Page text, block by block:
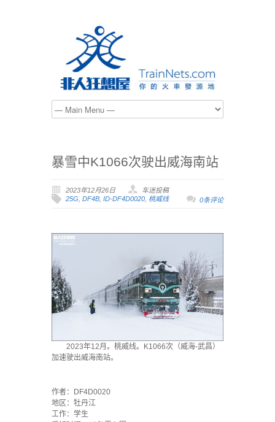
暴雪中K1066次驶出威海南站
2023年12月26日
车迷投稿
25G, DF4B, ID-DF4D0020, 桃威线 0条评论
2023年12月。桃威线。K1066次（威海-武昌）
加速驶出威海南站。
作者：DF4D0020
地区：牡丹江
工作：学生